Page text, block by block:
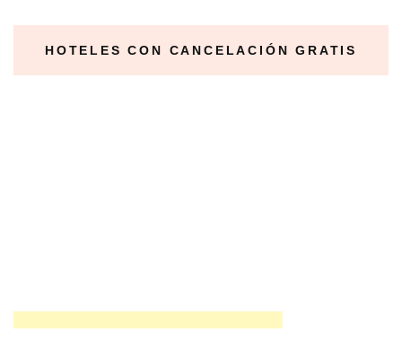
HOTELES CON CANCELACIÓN GRATIS